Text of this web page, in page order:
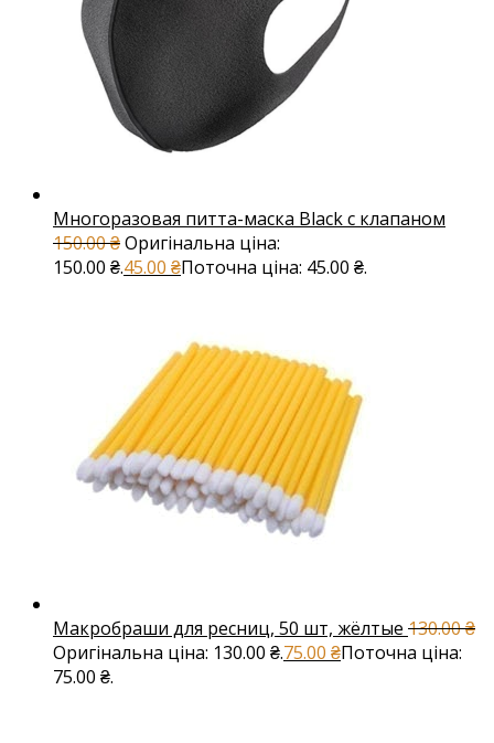
Многоразовая питта-маска Black с клапаном
150.00₴Оригінальна ціна:
150.00 ₴.45.00 ₴Поточна ціна: 45.00 ₴.
Макробраши для ресниц, 50 шт, жёлтые 130.00₴
Оригінальна ціна: 130.00 ₴.75.00 ₴Поточна ціна:
75.00 ₴.